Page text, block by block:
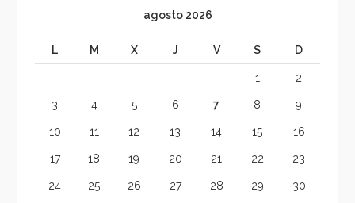
agosto 2026
L M X J V S D
1 2
3 4 5 6 7 8 9
10 11 12 13 14 15 16
17 18 19 20 21 22 23
24 25 26 27 28 29 30